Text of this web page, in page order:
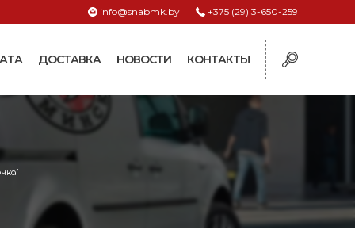
+375 (29) 3-650-259
info@snabmk.by
ДОСТАВКА НОВОСТИ КОНТАКТЫ
для систем
и